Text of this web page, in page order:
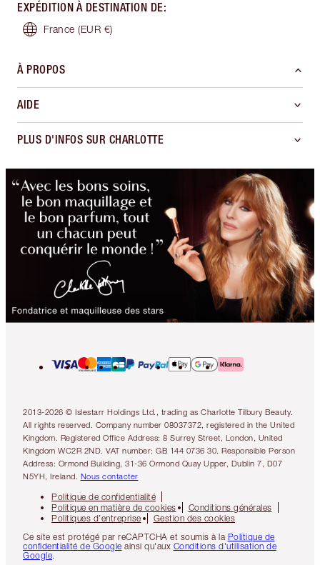
EXPÉDITION À DESTINATION DE:
France (EUR €)
À PROPOS
AIDE
PLUS D'INFOS SUR CHARLOTTE
2013-2026 © Islestarr Holdings Ltd., trading as Charlotte Tilbury Beauty.
All rights reserved. Company number 08037372, registered in the United
Kingdom. Registered Office Address: 8 Surrey Street, London, United
Kingdom WC2R 2ND. VAT number: GB 144 0736 30. Responsible Person
Address: Ormond Building, 31-36 Ormond Quay Upper, Dublin 7, D07
N5YH, Ireland. Nous contacter
Politique de confidentialité
Politique en matière de cookies
Conditions générales
Politiques d’entreprise
Gestion des cookies
Ce site est protégé par reCAPTCHA et soumis à la Politique de
confidentialité de Google ainsi qu'aux Conditions d'utilisation de
Google.